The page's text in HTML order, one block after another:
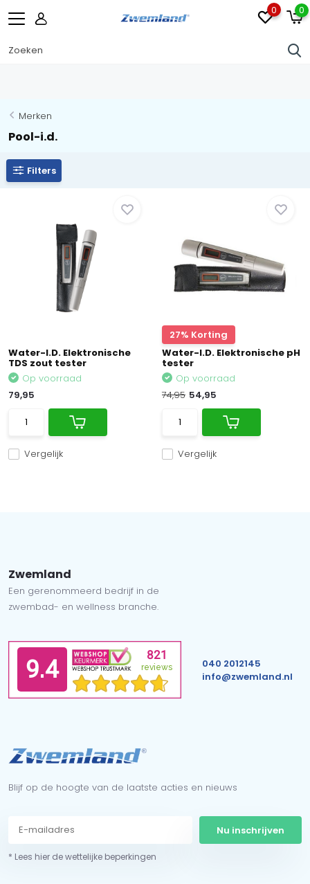
0 0
Merken
Pool-i.d.
Filters
Water-I.D. Elektronische
TDS zout tester
Vergelijk
Op voorraad
79,95
27% Korting
Water-I.D. Elektronische pH
tester
Vergelijk
Op voorraad
74,95 54,95
Zwemland
Een gerenommeerd bedrijf in de
zwembad- en wellness branche.
040 2012145
info@zwemland.nl
Blijf op de hoogte van de laatste acties en nieuws
Nu inschrijven
* Lees hier de wettelijke beperkingen